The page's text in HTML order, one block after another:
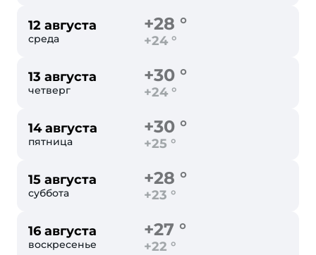
12 августа
среда
+28 °
+24 °
13 августа
четверг
+30 °
+24 °
14 августа
пятница
+30 °
+25 °
15 августа
суббота
+28 °
+23 °
16 августа
воскресенье
+27 °
+22 °